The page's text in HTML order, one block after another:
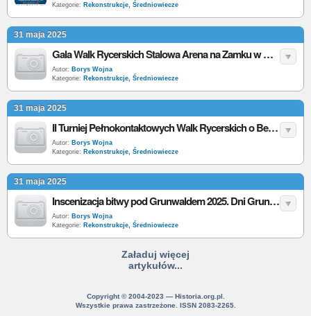
Kategorie: Rekonstrukcje, Średniowiecze
31 maja 2025
Gala Walk Rycerskich Stalowa Arena na Zamku w Ciechanowie 2025 - data, program, bilety
Autor: Borys Wojna
Kategorie: Rekonstrukcje, Średniowiecze
31 maja 2025
II Turniej Pełnokontaktowych Walk Rycerskich o Berło Króla Chrobrego 2025 - data, program, bilety
Autor: Borys Wojna
Kategorie: Rekonstrukcje, Średniowiecze
31 maja 2025
Inscenizacja bitwy pod Grunwaldem 2025. Dni Grunwaldu 2025 - data, program, bilety
Autor: Borys Wojna
Kategorie: Rekonstrukcje, Średniowiecze
Załaduj więcej
artykułów...
Copyright © 2004-2023 — Historia.org.pl.
Wszystkie prawa zastrzeżone. ISSN 2083-2265.